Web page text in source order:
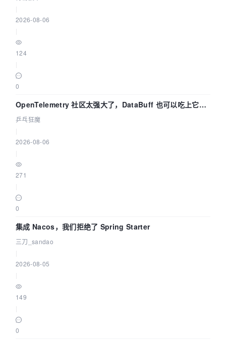
2026-08-06
124
0
OpenTelemetry 社区太强大了，DataBuff 也可以吃上它的
eBPF 链路了
乒乓狂魔
2026-08-06
271
0
集成 Nacos，我们拒绝了 Spring Starter
三刀_sandao
2026-08-05
149
0